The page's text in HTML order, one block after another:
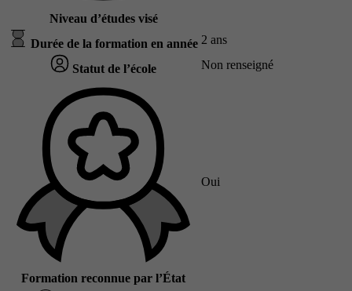
Niveau d’études visé
Durée de la formation en année 2 ans
Statut de l’école Non renseigné
Formation reconnue par l’État
Oui